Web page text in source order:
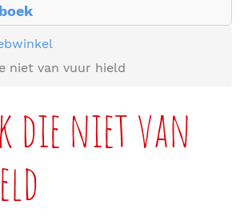
niet van vuur hield
die niet van